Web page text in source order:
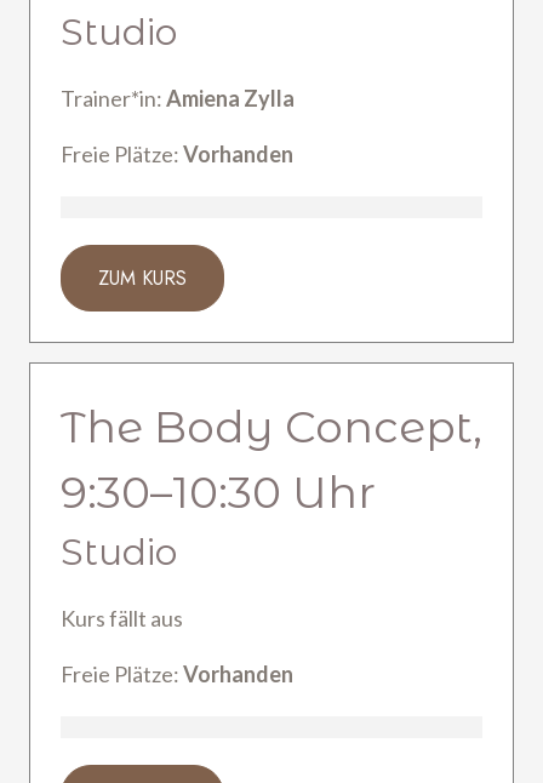
Studio
Trainer*in:Amiena Zylla
Freie Plätze:Vorhanden
ZUM KURS
The Body Concept,
9:30–10:30 Uhr
Studio
Kurs fällt aus
Freie Plätze:Vorhanden